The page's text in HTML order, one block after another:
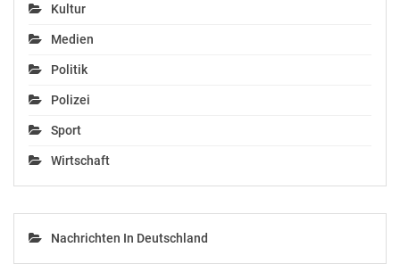
Kultur
Medien
Politik
Polizei
Sport
Wirtschaft
Nachrichten In Deutschland